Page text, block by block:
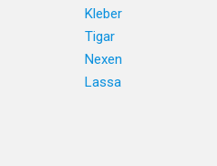
Kleber
Tigar
Nexen
Lassa